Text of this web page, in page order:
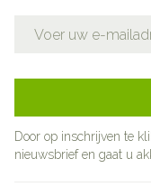
Door op inschrijven te
nieuwsbrief en gaat u